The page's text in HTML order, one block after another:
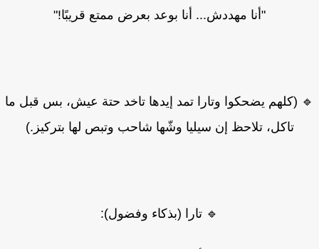
"أنا مهددش... أنا بوعد بعرض ممتع قريبًا!"
(كلهم يضحكوا وتارا تمد إيدها تاخد حتة عيش، بس قبل ما
تاكل، تلاحظ إن سيليا وشّها شاحب وتبص لها بتركيز.)
🔹 تارا (بذكاء وفضول):